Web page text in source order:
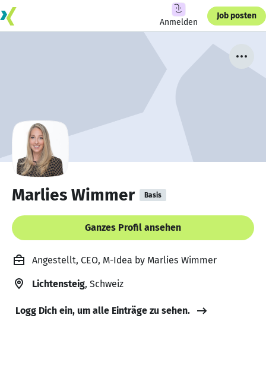
Anmelden
Job posten
Marlies Wimmer Basis
Ganzes Profil ansehen
Angestellt, CEO, M-Idea by Marlies Wimmer
Lichtensteig, Schweiz
Logg Dich ein, um alle Einträge zu sehen.